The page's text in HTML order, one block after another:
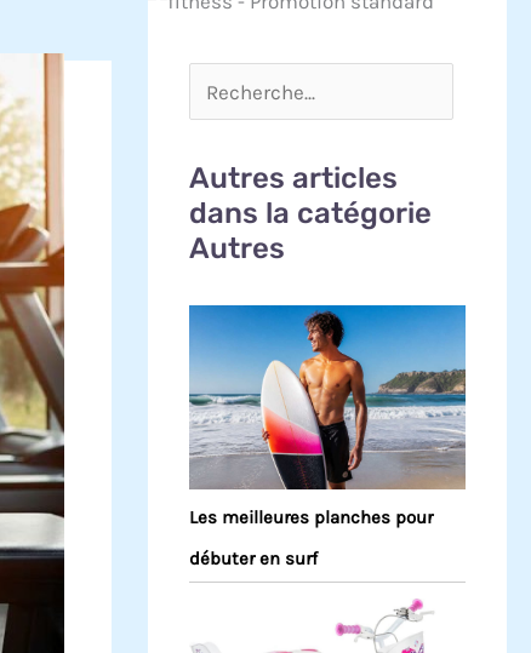
Autres articles
dans la catégorie
Autres
Les meilleures planches pour
débuter en surf